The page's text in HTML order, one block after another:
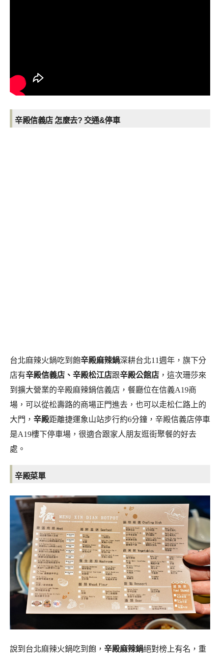
辛殿信義店 怎麼去? 交通&停車
台北麻辣火鍋吃到飽辛殿麻辣鍋深耕台北11週年，旗下分
店有辛殿信義店、辛殿松江店跟辛殿公館店 ，這次珊莎來
到擴大營業的辛殿麻辣鍋信義店，餐廳位在信義A19商
場，可以從松壽路的商場正門進去，也可以走松仁路上的
大門， 辛殿距離捷運象山站步行約6分鐘，辛殿信義店停車
是A19樓下停車場，很適合跟家人朋友逛街聚餐的好去
處。
辛殿菜單
說到台北麻辣火鍋吃到飽， 辛殿麻辣鍋絕對榜上有名，重